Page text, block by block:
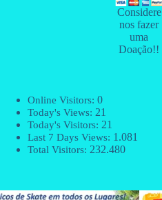
Considere
nos fazer
uma
Doação!!
Online Visitors: 0
Today's Views: 21
Today's Visitors: 21
Last 7 Days Views: 1.081
Total Visitors: 232.480